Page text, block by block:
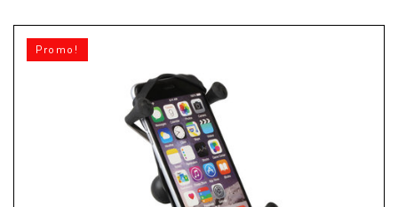
Promo!